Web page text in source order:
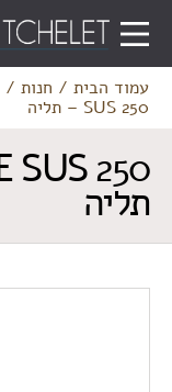
עמוד הבית/ חנות/
SUS 250 – תליה
תליה